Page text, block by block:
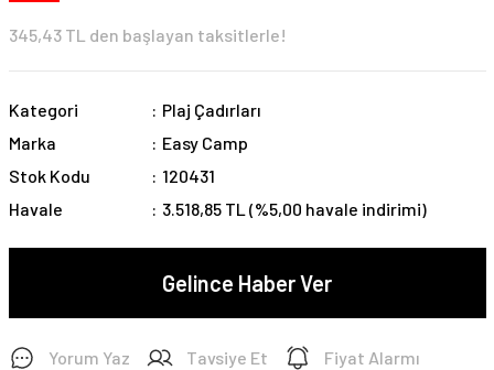
345,43 TL den başlayan taksitlerle!
Kategori
Plaj Çadırları
Marka
Easy Camp
Stok Kodu
120431
Havale
3.518,85 TL (%5,00 havale indirimi)
Gelince Haber Ver
Yorum Yaz Tavsiye Et Fiyat Alarmı